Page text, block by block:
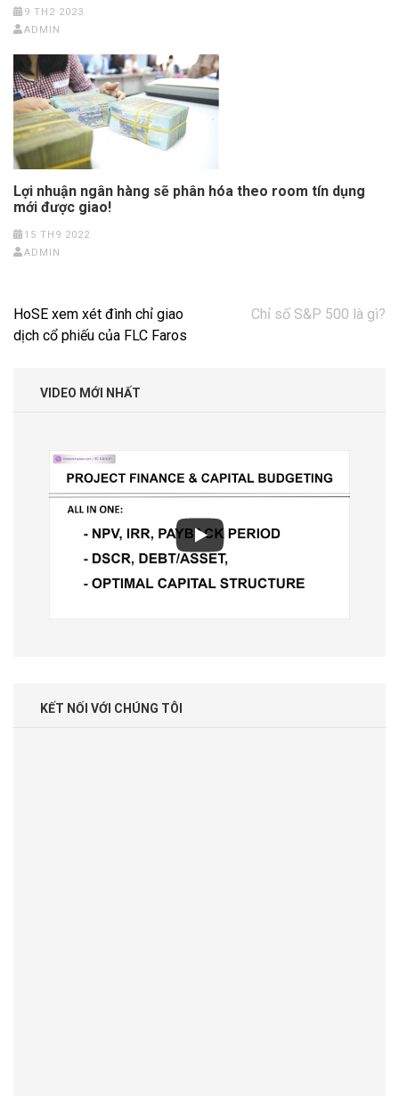
9 TH2 2023
ADMIN
Lợi nhuận ngân hàng sẽ phân hóa theo room tín dụng
mới được giao!
15 TH9 2022
ADMIN
Điều
hướng
HoSE xem xét đình chỉ giao
dịch cổ phiếu của FLC Faros
Chỉ số S&P 500 là gì?
VIDEO MỚI NHẤT
KẾT NỐI VỚI CHÚNG TÔI